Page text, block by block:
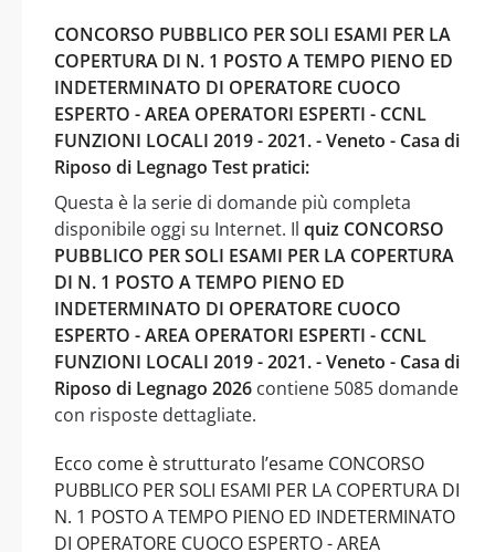
CONCORSO PUBBLICO PER SOLI ESAMI PER LA
COPERTURA DI N. 1 POSTO A TEMPO PIENO ED
INDETERMINATO DI OPERATORE CUOCO
ESPERTO - AREA OPERATORI ESPERTI - CCNL
FUNZIONI LOCALI 2019 - 2021. - Veneto - Casa di
Riposo di Legnago Test pratici:
Questa è la serie di domande più completa
disponibile oggi su Internet. Il quiz CONCORSO
PUBBLICO PER SOLI ESAMI PER LA COPERTURA
DI N. 1 POSTO A TEMPO PIENO ED
INDETERMINATO DI OPERATORE CUOCO
ESPERTO - AREA OPERATORI ESPERTI - CCNL
FUNZIONI LOCALI 2019 - 2021. - Veneto - Casa di
Riposo di Legnago 2026 contiene 5085 domande
con risposte dettagliate.
Ecco come è strutturato l’esame CONCORSO
PUBBLICO PER SOLI ESAMI PER LA COPERTURA DI
N. 1 POSTO A TEMPO PIENO ED INDETERMINATO
DI OPERATORE CUOCO ESPERTO - AREA